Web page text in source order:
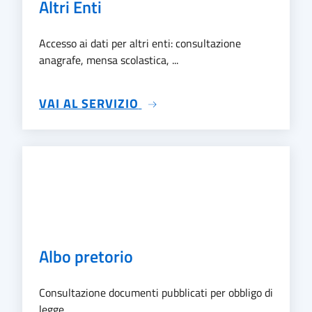
Altri Enti
Accesso ai dati per altri enti: consultazione
anagrafe, mensa scolastica, ...
VAI AL SERVIZIO SU ALTRI ENTI
Albo pretorio
Consultazione documenti pubblicati per obbligo di